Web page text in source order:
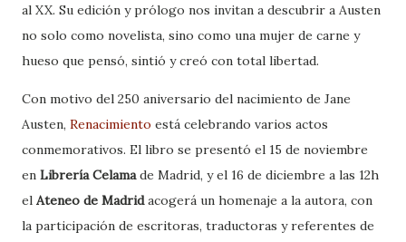
al XX. Su edición y prólogo nos invitan a descubrir a Austen
no solo como novelista, sino como una mujer de carne y
hueso que pensó, sintió y creó con total libertad.
Con motivo del 250 aniversario del nacimiento de Jane
Austen, Renacimiento está celebrando varios actos
conmemorativos. El libro se presentó el 15 de noviembre
en Librería Celamade Madrid, y el 16 de diciembre a las 12h
el Ateneo de Madridacogerá un homenaje a la autora, con
la participación de escritoras, traductoras y referentes de